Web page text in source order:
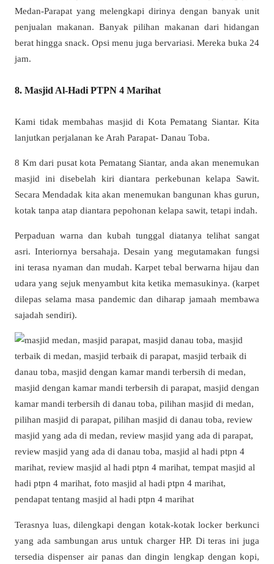
Medan-Parapat yang melengkapi dirinya dengan banyak unit
penjualan makanan. Banyak pilihan makanan dari hidangan
berat hingga snack. Opsi menu juga bervariasi. Mereka buka 24
jam.
8. Masjid Al-Hadi PTPN 4 Marihat
Kami tidak membahas masjid di Kota Pematang Siantar. Kita
lanjutkan perjalanan ke Arah Parapat- Danau Toba.
8 Km dari pusat kota Pematang Siantar, anda akan menemukan
masjid ini disebelah kiri diantara perkebunan kelapa Sawit.
Secara Mendadak kita akan menemukan bangunan khas gurun,
kotak tanpa atap diantara pepohonan kelapa sawit, tetapi indah.
Perpaduan warna dan kubah tunggal diatanya telihat sangat
asri. Interiornya bersahaja. Desain yang megutamakan fungsi
ini terasa nyaman dan mudah. Karpet tebal berwarna hijau dan
udara yang sejuk menyambut kita ketika memasukinya. (karpet
dilepas selama masa pandemic dan diharap jamaah membawa
sajadah sendiri).
Terasnya luas, dilengkapi dengan kotak-kotak locker berkunci
yang ada sambungan arus untuk charger HP. Di teras ini juga
tersedia dispenser air panas dan dingin lengkap dengan kopi,